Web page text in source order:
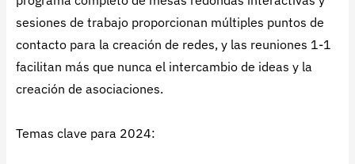
sesiones de trabajo proporcionan múltiples puntos de
contacto para la creación de redes, y las reuniones 1-1
facilitan más que nunca el intercambio de ideas y la
creación de asociaciones.
Temas clave para 2024: